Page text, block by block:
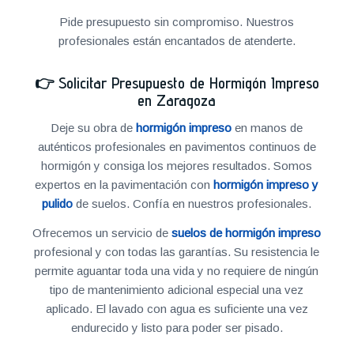
Pide presupuesto sin compromiso. Nuestros
profesionales están encantados de atenderte.
👉 Solicitar Presupuesto de Hormigón Impreso
en Zaragoza
Deje su obra dehormigón impreso en manos de
auténticos profesionales en pavimentos continuos de
hormigón y consiga los mejores resultados. Somos
expertos en la pavimentación conhormigón impreso y
pulido de suelos. Confía en nuestros profesionales.
Ofrecemos un servicio desuelos de hormigón impreso
profesional y con todas las garantías. Su resistencia le
permite aguantar toda una vida y no requiere de ningún
tipo de mantenimiento adicional especial una vez
aplicado. El lavado con agua es suficiente una vez
endurecido y listo para poder ser pisado.